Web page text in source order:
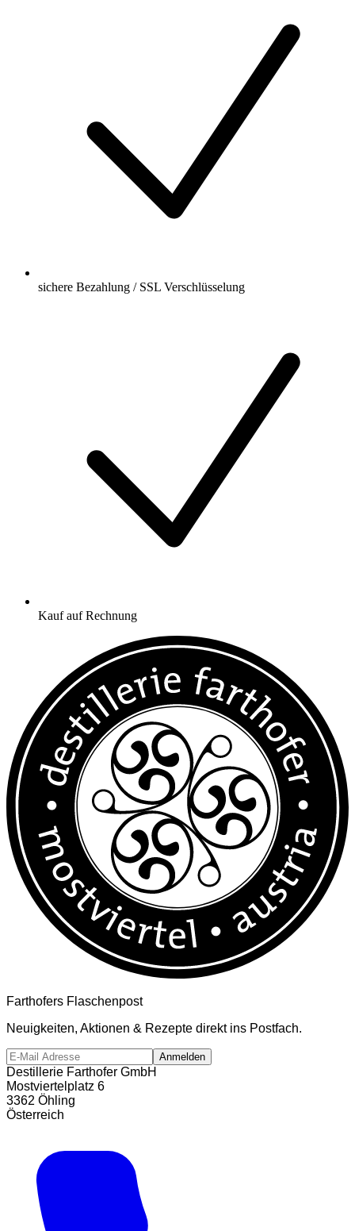
sichere Bezahlung / SSL Verschlüsselung
Kauf auf Rechnung
Farthofers Flaschenpost
Neuigkeiten, Aktionen & Rezepte direkt ins Postfach.
Anmelden
Destillerie Farthofer GmbH
Mostviertelplatz 6
3362 Öhling
Österreich